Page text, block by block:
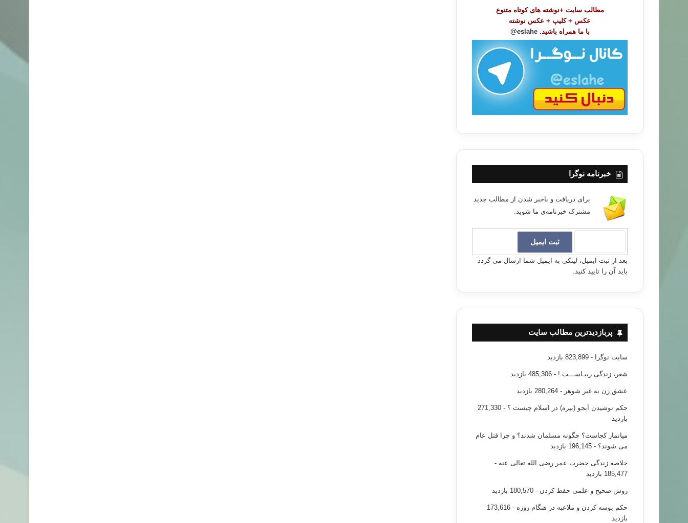
مطالب سایت +نوشته های کوتاه متنوع
عکس + کلیپ + عکس نوشته
با ما همراه باشید. eslahe@
خبرنامه نوگرا
برای دریافت و باخبر شدن از مطالب جدید
مشترک خبرنامه‌ی ما شوید.
بعد از ثبت ایمیل، لینکی به ایمیل شما ارسال می گردد
باید آن را تایید کنید.
پربازدیدترین مطالب سایت
سایت نوگرا - 823,899 بازدید
شعر، زندگی زیبـاســـت ! - 485,306 بازدید
عشق زن به غیر شوهر - 280,264 بازدید
حکم نوشیدن آبجو (بیره) در اسلام چیست ؟
- 271,330
بازدید
میانمار کجاست؟ چگونه مسلمان شدند؟ و چرا قتل عام
می شوند؟ - 196,145 بازدید
خلاصه زندگی حضرت عمر رضی الله تعالی عنه -
185,477 بازدید
روش صحیح و علمی حفظ کردن - 180,570 بازدید
حکم بوسه کردن و ملاعبه در هنگام روزه
- 173,616
بازدید